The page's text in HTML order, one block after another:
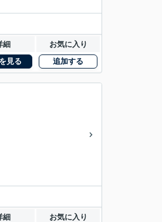
細
お気に入り
見る 追加する
細
お気に入り